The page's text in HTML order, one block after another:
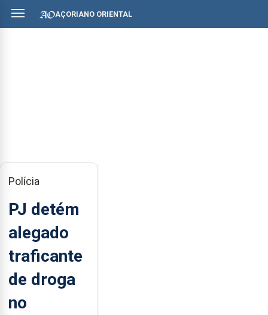
AÇORIANO ORIENTAL
Polícia
PJ detém
alegado
traficante
de droga
no